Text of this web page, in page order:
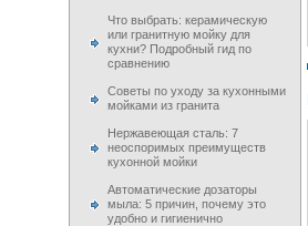
Что выбрать: керамическую
или гранитную мойку для
кухни? Подробный гид по
сравнению
Советы по уходу за кухонными
мойками из гранита
Нержавеющая сталь: 7
неоспоримых преимуществ
кухонной мойки
Автоматические дозаторы
мыла: 5 причин, почему это
удобно и гигиенично